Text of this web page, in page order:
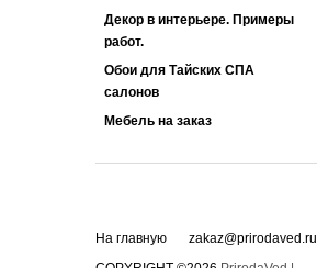
Декор в интерьере. Примеры
работ.
Обои для Тайских СПА
салонов
Мебель на заказ
На главную zakaz@prirodaved.ru